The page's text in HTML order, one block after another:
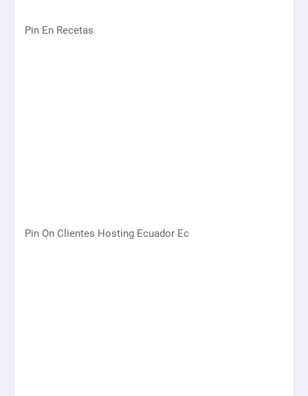
Pin En Recetas
Pin On Clientes Hosting Ecuador Ec